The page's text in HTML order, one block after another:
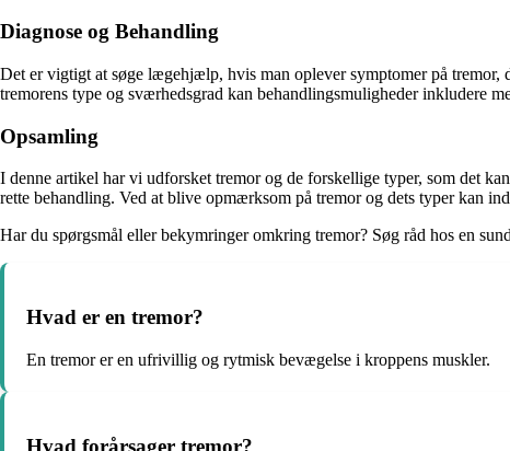
Diagnose og Behandling
Det er vigtigt at søge lægehjælp, hvis man oplever symptomer på
tremorens type og sværhedsgrad kan behandlingsmuligheder inkludere
Opsamling
I denne artikel har vi udforsket tremor og de forskellige typer, som det
rette behandling. Ved at blive opmærksom på tremor og dets typer kan
Har du spørgsmål eller bekymringer omkring tremor? Søg råd hos en
Hvad er en tremor?
En tremor er en ufrivillig og rytmisk bevægelse i kroppens muskler.
Hvad forårsager tremor?